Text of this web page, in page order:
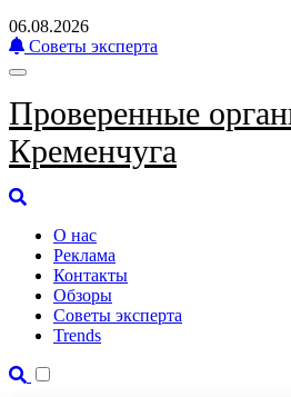
06.08.2026
Советы эксперта
Проверенные
Кременчуга
О нас
Реклама
Контакты
Обзоры
Советы эксперта
Trends